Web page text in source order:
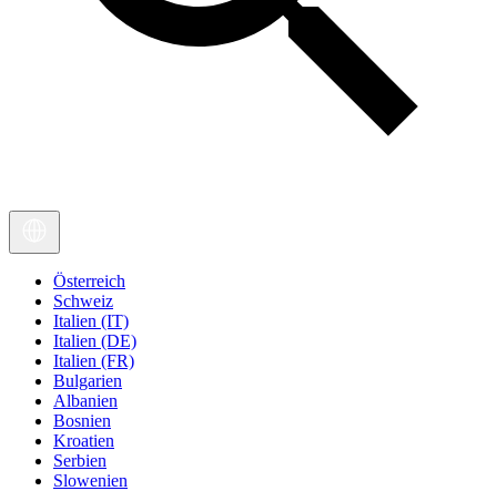
Österreich
Schweiz
Italien (IT)
Italien (DE)
Italien (FR)
Bulgarien
Albanien
Bosnien
Kroatien
Serbien
Slowenien